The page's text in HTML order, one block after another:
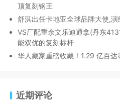
顶复刻钢王
舒淇出任卡地亚全球品牌大使,
VS厂配重余文乐迪通拿(丹东
能双优的复刻标杆
华人藏家重磅收藏！1.29 亿百
近期评论